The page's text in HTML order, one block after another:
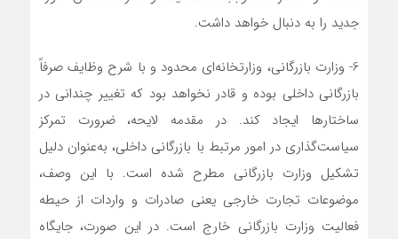
جدید را به دنبال خواهد داشت.
6- وزارت بازرگانی، وزارتخانه‌ای محدود و با شرح وظایف صرفاً
بازرگانی داخلی بوده و قادر نخواهد بود که تغییر چندانی در
ساختارها ایجاد کند. در مقدمه لایحه، ضرورت تمرکز
سیاست‌گذاری در امور مرتبط با بازرگانی داخلی، به‌عنوان دلیل
تشکیل وزارت بازرگانی مطرح شده است. با این وصف،
موضوعات تجارت خارجی یعنی صادرات و واردات از حیطه
فعالیت وزارت بازرگانی خارج است. در این صورت، جایگاه